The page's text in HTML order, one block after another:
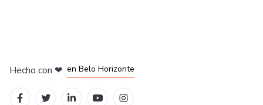
Hecho con ❤ en Belo Horizonte